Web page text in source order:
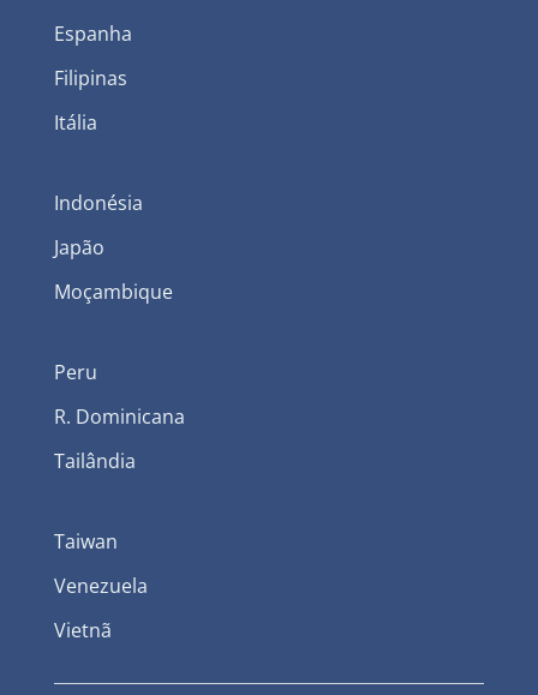
Espanha
Filipinas
Itália
Indonésia
Japão
Moçambique
Peru
R. Dominicana
Tailândia
Taiwan
Venezuela
Vietnã